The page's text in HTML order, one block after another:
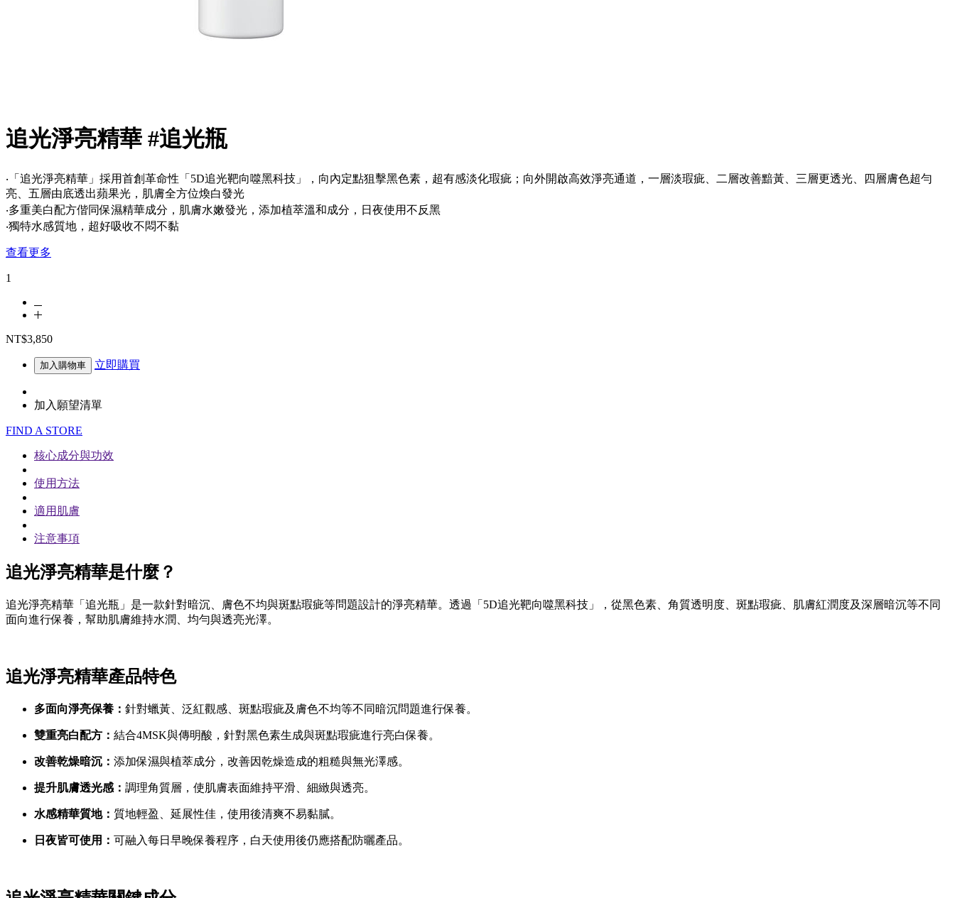
追光淨亮精華 #追光瓶
‧「追光淨亮精華」採用首創革命性「5D追光靶向噬黑科技」，向內定點狙擊黑色素，超有感淡化瑕疵；向外開啟高效淨亮通道，一層淡瑕疵、二層改善黯黃、三層更透光、四層膚色超勻
亮、五層由底透出蘋果光，肌膚全方位煥白發光
‧多重美白配方偕同保濕精華成分，肌膚水嫩發光，添加植萃溫和成分，日夜使用不反黑
‧獨特水感質地，超好吸收不悶不黏
查看更多
1
NT$3,850
加入購物車 立即購買
加入願望清單
FIND A STORE
核心成分與功效
使用方法
適用肌膚
注意事項
追光淨亮精華是什麼？
追光淨亮精華「追光瓶」是一款針對暗沉、膚色不均與斑點瑕疵等問題設計的淨亮精華。透過「5D追光靶向噬黑科技」，從黑色素、角質透明度、斑點瑕疵、肌膚紅潤度及深層暗沉等不同
面向進行保養，幫助肌膚維持水潤、均勻與透亮光澤。
追光淨亮精華產品特色
多面向淨亮保養： 針對蠟黃、泛紅觀感、斑點瑕疵及膚色不均等不同暗沉問題進行保養。
雙重亮白配方： 結合4MSK與傳明酸，針對黑色素生成與斑點瑕疵進行亮白保養。
改善乾燥暗沉： 添加保濕與植萃成分，改善因乾燥造成的粗糙與無光澤感。
提升肌膚透光感： 調理角質層，使肌膚表面維持平滑、細緻與透亮。
水感精華質地： 質地輕盈、延展性佳，使用後清爽不易黏膩。
日夜皆可使用： 可融入每日早晚保養程序，白天使用後仍應搭配防曬產品。